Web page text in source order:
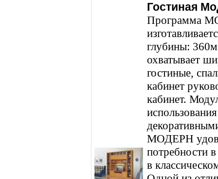
Гостиная
Программа
глубины:
охватывает
гостиные,
кабинет
кабинет.
МОДЕРН
потребности
в